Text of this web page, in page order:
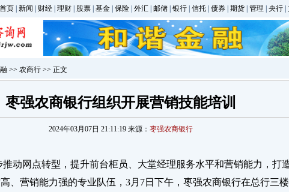
首页 新闻 财经 理财 股票 基金 保险 外汇 邮储 银行 信托 债券 期货 管理 央行
>> 农商行 >> 正文
枣强农商银行组织开展营销技能培训
2024年03月07日 21:11:19 来源： 枣强农商银行
推动网点转型，提升前台柜员、大堂经理服务水平和营销能力，打
、营销能力强的专业队伍，3月7日下午，枣强农商银行在总行三楼